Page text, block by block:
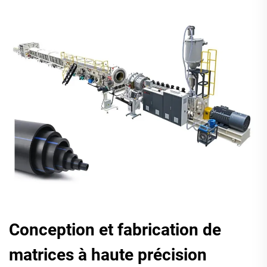
Conception et fabrication de
matrices à haute précision